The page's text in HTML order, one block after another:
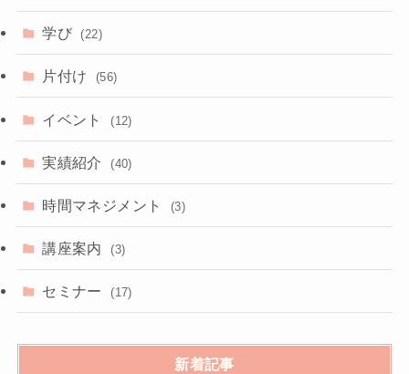
学び (22)
片付け (56)
イベント (12)
実績紹介 (40)
時間マネジメント (3)
講座案内 (3)
セミナー (17)
新着記事